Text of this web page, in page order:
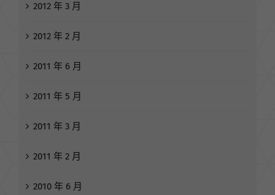
2012 年 3 月
2012 年 2 月
2011 年 6 月
2011 年 5 月
2011 年 3 月
2011 年 2 月
2010 年 6 月